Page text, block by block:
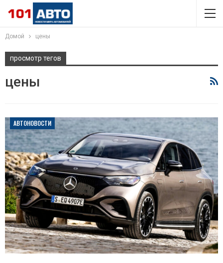
Домой цены
просмотр тегов
цены
АВТОНОВОСТИ